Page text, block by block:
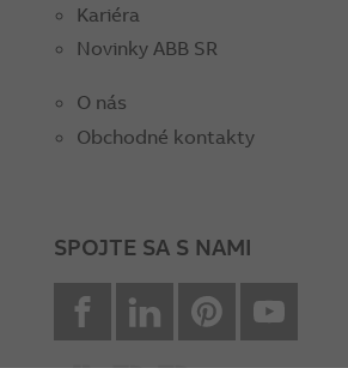
Kariéra
Novinky ABB SR
O nás
Obchodné kontakty
SPOJTE SA S NAMI
facebookLinkedin Pinterest